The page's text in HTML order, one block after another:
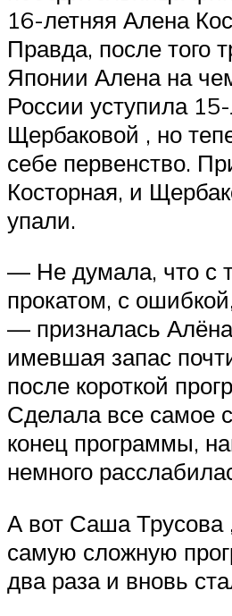
16-летняя Алена
Правда, после того
Японии Алена на
России уступила
Щербаковой , но
себе первенство.
Косторная, и
упали.
— Не думала, что с
прокатом, с
— призналась
имевшая запас
после короткой
Сделала все самое
конец программы,
немного
А вот Саша Трусова
самую сложную
два раза и вновь